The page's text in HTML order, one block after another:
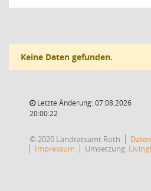
Keine Daten gefunden.
Letzte Änderung: 07.08.2026
20:00:22
© 2020 Landratsamt Roth
Impressum
Umsetzung: